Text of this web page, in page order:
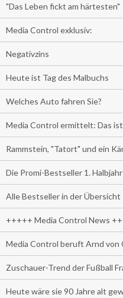
"Das Leben fickt am härtesten"
Media Control exklusiv:
Negativzins
Heute ist Tag des Malbuchs
Welches Auto fahren Sie?
Media Control ermittelt: Das
Rammstein, "Tatort" und ein
Die Promi-Bestseller 1.
Alle Bestseller in der Übersicht
+++++ Media Control News
Media Control beruft Arnd von
Zuschauer-Trend der Fußball
Heute wäre sie 90 Jahre alt